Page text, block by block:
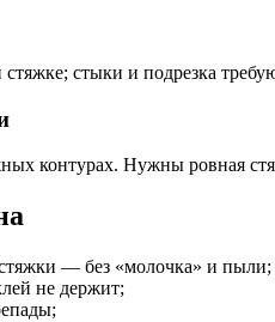
стыки и подрезка
контурах. Нужны ровная
— без «молочка» и пыли;
не держит;